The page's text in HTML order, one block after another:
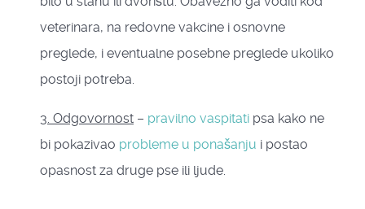
veterinara, na redovne vakcine i osnovne
preglede, i eventualne posebne preglede ukoliko
postoji potreba.
3. Odgovornost – pravilno vaspitati psa kako ne
bi pokazivao probleme u ponašanju i postao
opasnost za druge pse ili ljude.